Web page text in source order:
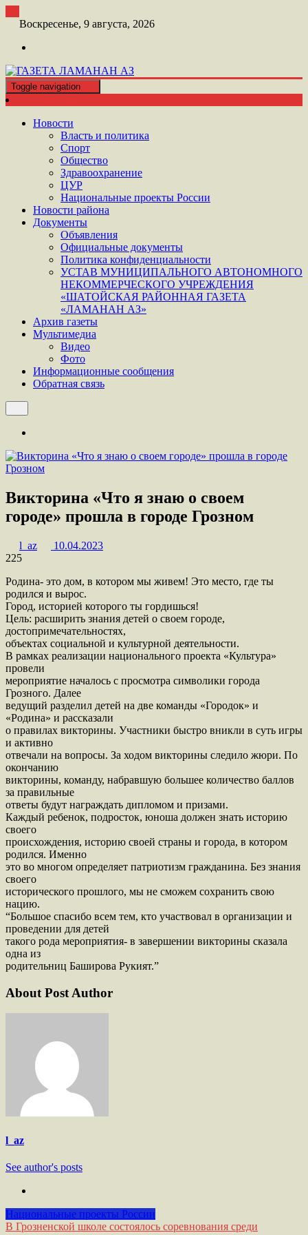
Воскресенье, 9 августа, 2026
ГАЗЕТА ЛАМАНАН АЗ
ШАТОЙСКАЯ ГАЗЕТА ЛАМАНАН АЗ
Toggle navigation
Новости
Власть и политика
Спорт
Общество
Здравоохранение
ЦУР
Национальные проекты России
Новости района
Документы
Объявления
Официальные документы
Политика конфиденциальности
УСТАВ МУНИЦИПАЛЬНОГО АВТОНОМНОГО
НЕКОММЕРЧЕСКОГО УЧРЕЖДЕНИЯ
«ШАТОЙСКАЯ РАЙОННАЯ ГАЗЕТА
«ЛАМАНАН АЗ»
Архив газеты
Мультимедиа
Видео
Фото
Информационные сообщения
Обратная связь
Викторина «Что я знаю о своем
городе» прошла в городе Грозном
l_az
10.04.2023
225
Родина- это дом, в котором мы живем! Это место, где ты
родился и вырос.
Город, историей которого ты гордишься!
Цель: расширить знания детей о своем городе,
достопримечательностях,
объектах социальной и культурной деятельности.
В рамках реализации национального проекта «Культура»
провели
мероприятие началось с просмотра символики города
Грозного. Далее
ведущий разделил детей на две команды «Городок» и
«Родина» и рассказали
о правилах викторины. Участники быстро вникли в суть игры
и активно
отвечали на вопросы. За ходом викторины следило жюри. По
окончанию
викторины, команду, набравшую большее количество баллов
за правильные
ответы будут награждать дипломом и призами.
Каждый ребенок, подросток, юноша должен знать историю
своего
происхождения, историю своей страны и города, в котором
родился. Именно
это во многом определяет патриотизм гражданина. Без знания
своего
исторического прошлого, мы не сможем сохранить свою
нацию.
“Большое спасибо всем тем, кто участвовал в организации и
проведении для детей
такого рода мероприятия- в завершении викторины сказала
одна из
родительниц Баширова Рукият.”
About Post Author
l_az
See author's posts
Национальные проекты России
Навигация
В Грозненской школе состоялось соревнования среди